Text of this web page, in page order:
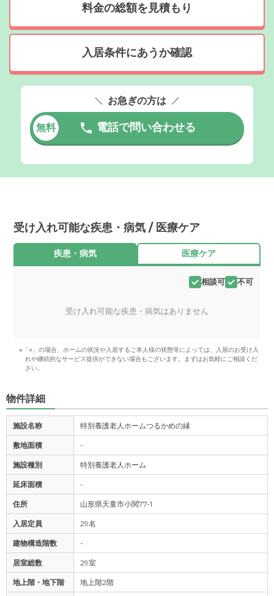
料金の総額を見積もり
入居条件にあうか確認
お急ぎの方は
無料 電話で問い合わせる
受け入れ可能な疾患・病気 / 医療ケア
疾患・病気 医療ケア
相談可 不可
受け入れ可能な疾患・病気はありません
※「○」の場合、ホームの状況や入居するご本人様の状態等によっては、入居のお受け入
れや継続的なサービス提供ができない場合もございます。まずはお気軽にご相談くだ
さい。
物件詳細
施設名称 特別養護老人ホームつるかめの縁
敷地面積 -
施設種別 特別養護老人ホーム
延床面積 -
住所 山形県天童市小関77-1
入居定員 29名
建物構造階数 -
居室総数 29室
地上階・地下階 地上階2階